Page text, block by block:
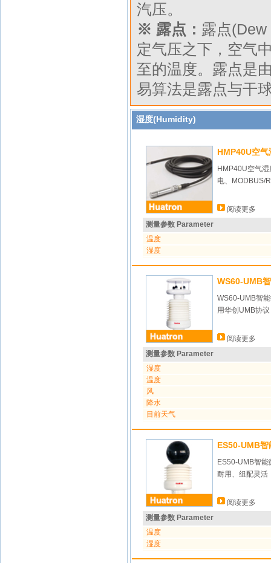
汽压。
※ 露点： 露点
定气压之下，空气
至的温度。露点是
易算法是露点与干
湿度(Humidity)
HMP40U空
HMP40U空气
电、MODBUS/
阅读更多
测量参数 Parameter
温度
湿度
WS60-UMB
WS60-UMB智
用华创UMB协
阅读更多
测量参数 Parameter
湿度
温度
风
降水
目前天气
ES50-UMB智
ES50-UMB智
耐用、组配灵活
阅读更多
测量参数 Parameter
温度
湿度